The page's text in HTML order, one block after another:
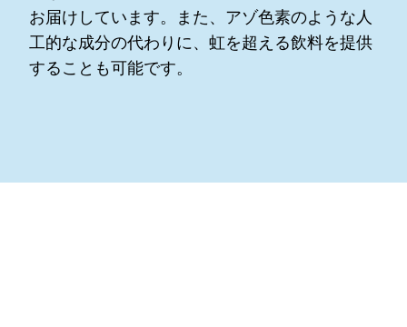
お届けしています。また、アゾ色素のような人
工的な成分の代わりに、虹を超える飲料を提供
することも可能です。